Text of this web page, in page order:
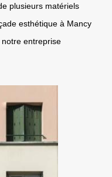
plusieurs matériels
esthétique à Mancy
entreprise